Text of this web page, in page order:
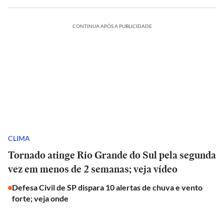
CONTINUA APÓS A PUBLICIDADE
CLIMA
Tornado atinge Rio Grande do Sul pela segunda
vez em menos de 2 semanas; veja vídeo
Defesa Civil de SP dispara 10 alertas de chuva e vento
forte; veja onde